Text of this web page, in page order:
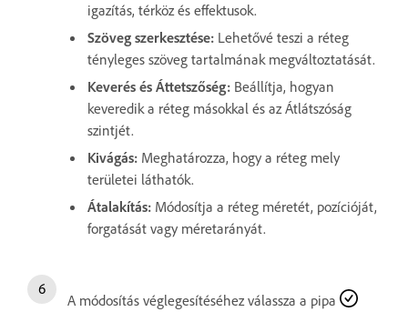
igazítás, térköz és effektusok.
Szöveg szerkesztése: Lehetővé teszi a réteg
tényleges szöveg tartalmának megváltoztatását.
Keverés és Áttetszőség: Beállítja, hogyan
keveredik a réteg másokkal és az Átlátszóság
szintjét.
Kivágás: Meghatározza, hogy a réteg mely
területei láthatók.
Átalakítás: Módosítja a réteg méretét, pozícióját,
forgatását vagy méretarányát.
A módosítás véglegesítéséhez válassza a pipa